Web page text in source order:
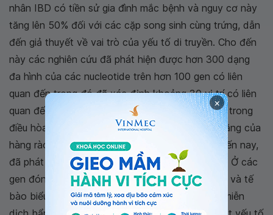
nhân IBD có tiền sử gia đình mắc bệnh và nguy cơ này
tăng lên 50% đối với các cặp song sinh cùng trứng, dẫn
đến giả thuyết về vai trò của yếu tố di truyền. Cho đến
này các nghiên cứu đã phát hiện được hơn 300 dạng
đa hình của các nucleotide trên hơn 100 gen có liên
quan đến trong đó đã xác định khoảng 30 vị trí có liên
quan đến Crohn. Hầu hết các gen này có vài trò trong
điều hòa các cơ chế miễn dịch bao gồm chức năng của
hàng rào bảo vệ và hiện tượng thực bào. Cho đến nay,
đã phát hiện được 92 đa hình thay thế cặp base Ở các
gen đóng vai trò kích hoạt các tế bào miễn dịch và tế
bào biểu mô ruột trong IBD. Ban đầu, hệ thống miễn
×